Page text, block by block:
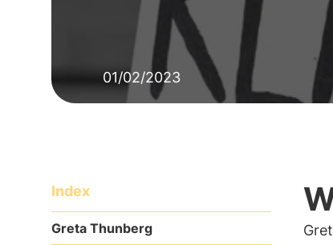
01/02/2023
Index
Greta Thunberg